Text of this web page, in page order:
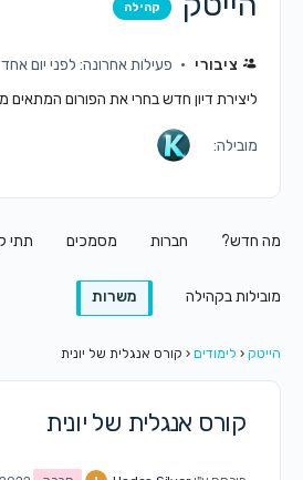
קהילה
ציבורי
פעילות אחרונה: לפני יום אחד
ליצירת דיון חדש בחרי את הפורום המתאים
מובילה:
מה חדש? חברות מסמכים תתי
מובילות בקהילה משרות
הייטק ‹ לימודים ‹ קורס אנגלית של יונית
קורס אנגלית של יונית